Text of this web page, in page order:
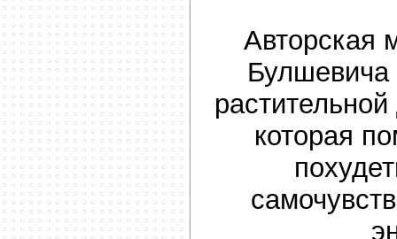
Авторская
Булшевича
которая